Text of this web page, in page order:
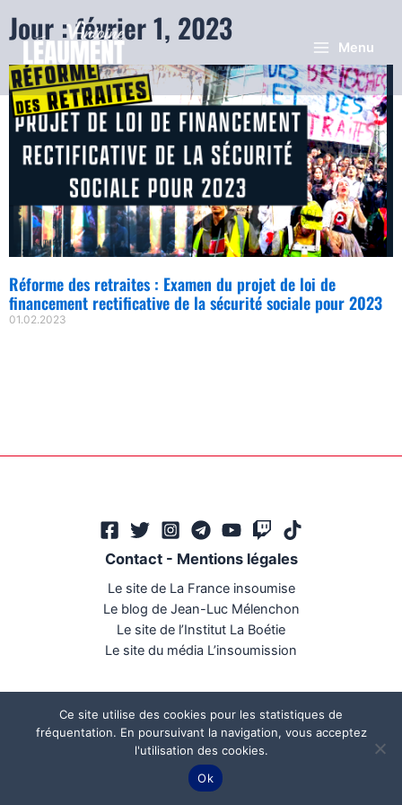
Menu
Jour : février 1, 2023
Réforme des retraites : Examen du projet de loi de
financement rectificative de la sécurité sociale pour 2023
01.02.2023
Contact- Mentions légales
Le site de La France insoumise
Le blog de Jean-Luc Mélenchon
Le site de l’Institut La Boétie
Le site du média L’insoumission
Mégaphone communication
Ce site utilise des cookies pour les statistiques de
fréquentation. En poursuivant la navigation, vous acceptez
l'utilisation des cookies.
Ok